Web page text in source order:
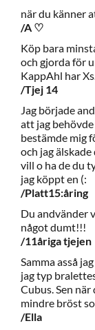
när du känner
/A ♡
Köp bara
och gjorda för
KappAhl har
/Tjej 14
Jag började
att jag
bestämde mig
och jag
vill o ha de du
jag köppt en (:
/Platt15:åring
Du andvänder
något dumt!!!
/11åriga tjejen
Samma asså
jag typ
Cubus. Sen
mindre bröst
/Ella